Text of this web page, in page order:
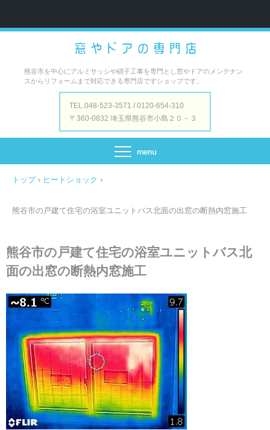
熊谷市を中心にアルミサッシや硝子工事を専門とし窓やドアのメンテナン
スからリフォームまで対応できる専門店ですショップです。
TEL.048-523-3571 / 0120-654-310
〒360-0832 埼玉県熊谷市小島２０－３
トップ › ヒートショック ›
熊谷市の戸建て住宅の浴室ユニットバス北面の出窓の断熱内窓施工
熊谷市の戸建て住宅の浴室ユニットバス北
面の出窓の断熱内窓施工